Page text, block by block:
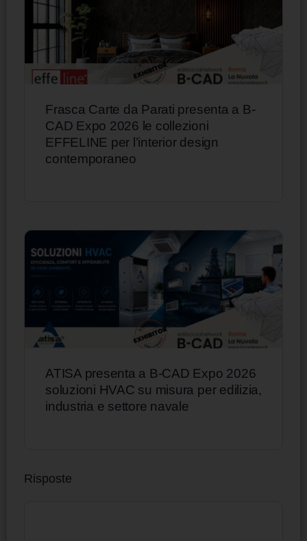
Frasca Carte da Parati presenta a B-
CAD Expo 2026 le collezioni
EFFELINE per l’interior design
contemporaneo
ATISA presenta a B-CAD Expo 2026
soluzioni HVAC su misura per edilizia,
industria e settore navale
Risposte